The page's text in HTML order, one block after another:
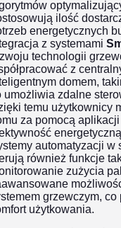
ilość
energetycznych
z systemami
technologii
z
domem,
umożliwia zdalne
temu użytkownicy
za pomocą
automatyzacji w
również funkcje
zużycia
grzewczym,
użytkowania.